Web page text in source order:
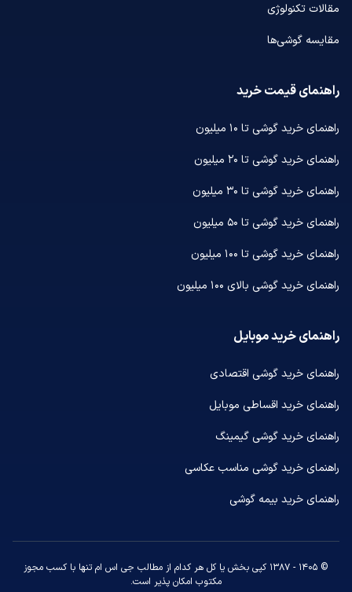
مقالات تکنولوژی
مقایسه گوشی‌ها
راهنمای قیمت خرید
راهنمای خرید گوشی تا ۱۰ میلیون
راهنمای خرید گوشی تا ۲۰ میلیون
راهنمای خرید گوشی تا ۳۰ میلیون
راهنمای خرید گوشی تا ۵۰ میلیون
راهنمای خرید گوشی تا ۱۰۰ میلیون
راهنمای خرید گوشی بالای ۱۰۰ میلیون
راهنمای خرید موبایل
راهنمای خرید گوشی اقتصادی
راهنمای خرید اقساطی موبایل
راهنمای خرید گوشی گیمینگ
راهنمای خرید گوشی مناسب عکاسی
راهنمای خرید بیمه گوشی
© ۱۴۰۵ - ۱۳۸۷ کپی بخش یا کل هر کدام از مطالب جی اس ام تنها با کسب مجوز
مکتوب امکان پذیر است.